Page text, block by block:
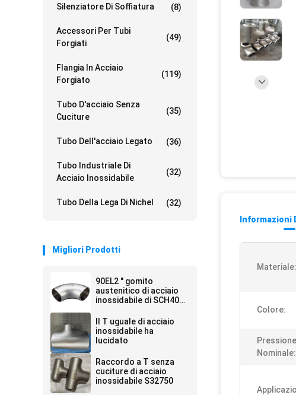
Silenziatore Di Soffiatura (8)
Accessori Per Tubi
Forgiati
(49)
Flangia In Acciaio
Forgiato
(119)
Tubo D'acciaio Senza
Cuciture
(35)
Tubo Dell'acciaio Legato (36)
Tubo Industriale Di
Acciaio Inossidabile
(32)
Tubo Della Lega Di Nichel (32)
Migliori Prodotti
90EL2 " gomito
austenitico di acciaio
inossidabile di SCH40
Il T uguale di acciaio
inossidabile ha
lucidato
Raccordo a T senza
cuciture di acciaio
inossidabile S32750
Informazioni
Materiale:
Colore:
Pressione
Nominale: